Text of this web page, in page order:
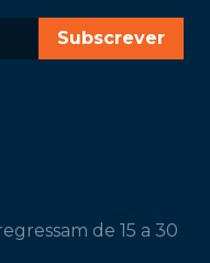
Subscrever
de 15 a 30